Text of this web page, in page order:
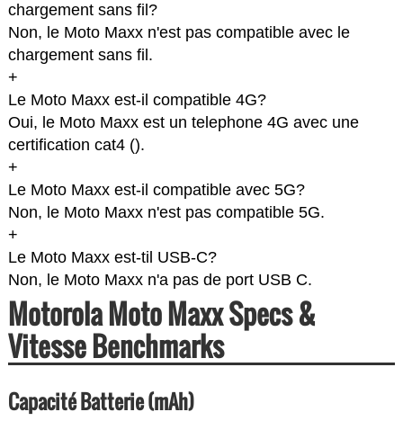
chargement sans fil?
Non, le Moto Maxx n'est pas compatible avec le
chargement sans fil.
+
Le Moto Maxx est-il compatible 4G?
Oui, le Moto Maxx est un telephone 4G avec une
certification cat4 ().
+
Le Moto Maxx est-il compatible avec 5G?
Non, le Moto Maxx n'est pas compatible 5G.
+
Le Moto Maxx est-til USB-C?
Non, le Moto Maxx n'a pas de port USB C.
Motorola Moto Maxx Specs &
Vitesse Benchmarks
Capacité Batterie (mAh)